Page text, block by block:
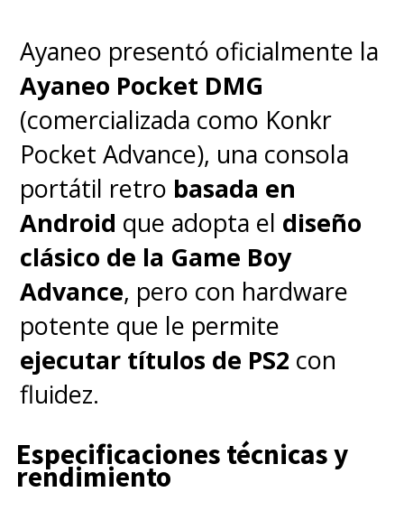
estrategia
Este nuevo setK.O
Coliseo
Ayaneo presentó oficialmente la
Ayaneo Pocket DMG
(comercializada como Konkr
Pocket Advance), una consola
portátil retro basada en
Android que adopta el diseño
clásico de la Game Boy
Advance, pero con hardware
potente que le permite
ejecutar títulos de PS2 con
fluidez.
Especificaciones técnicas y
rendimiento